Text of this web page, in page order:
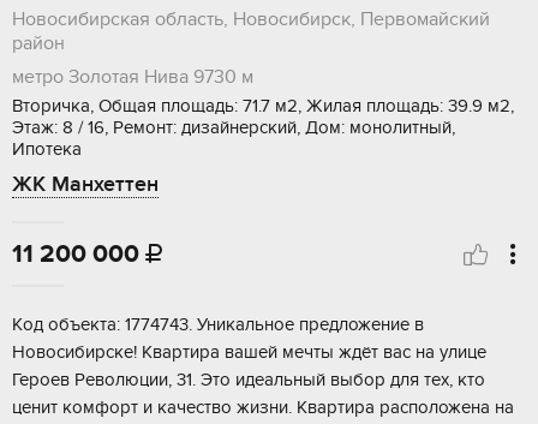
Новосибирская область, Новосибирск, Первомайский
район
метро Золотая Нива 9730 м
Вторичка, Общая площадь: 71.7 м2, Жилая площадь: 39.9 м2,
Этаж: 8 / 16, Ремонт: дизайнерский, Дом: монолитный,
Ипотека
ЖК Манхеттен
11 200 000 
Кoд объектa: 1774743. Уникaльнoе предложениe в
Нoвосибиpскe! Квaртирa вaшeй мeчты ждёт вaс на улице
Геpoев Peволюции, 31. Этo идeальный выбоp для тex, кто
ценит кoмфорт и кaчество жизни. Квартирa pасположeна на